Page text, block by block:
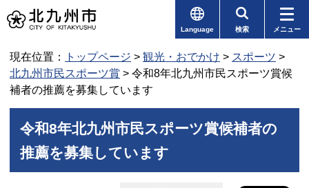
Language 検索 メニュー
現在位置： トップページ > 観光・おでかけ > スポーツ >
北九州市民スポーツ賞 > 令和8年北九州市民スポーツ賞候
補者の推薦を募集しています
令和8年北九州市民スポーツ賞候補者の
推薦を募集しています